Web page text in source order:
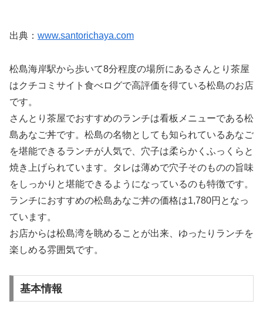
出典： www.santorichaya.com
松島海岸駅から歩いて8分程度の場所にあるさんとり茶屋
はクチコミサイト食べログで高評価を得ている松島のお店
です。
さんとり茶屋でおすすめのランチは看板メニューである松
島あなご丼です。松島の名物としても知られているあなご
を堪能できるランチが人気で、穴子は柔らかくふっくらと
焼き上げられています。タレは薄めで穴子そのものの旨味
をしっかりと堪能できるようになっているのも特徴です。
ランチにおすすめの松島あなご丼の価格は1,780円となっ
ています。
お店からは松島湾を眺めることが出来、ゆったりランチを
楽しめる雰囲気です。
基本情報